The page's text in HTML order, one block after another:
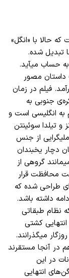
که حالا با «انگل»
تبدیل شده.
حساب میآید.
مصور
۲۰۱۳ به نمایش درآمد. فیلم در زمان
ی جنوبی به
به انگلیسی است و
تیلدا سوئینتن
از جنس
میشود. جهان دچار یخبندان
گروهی از
محافظت قرار
ای طراحی شده که
داشته باشد.
نظام طبقاتی
کشتی
میگذرانند.
در آنجا مستقرند
در این
های انتهایی